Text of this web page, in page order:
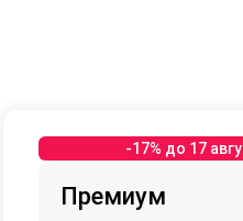
-17% до 17
Премиум